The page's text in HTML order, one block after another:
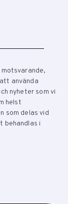
använda
nyheter som vi
helst
som delas vid
behandlas i